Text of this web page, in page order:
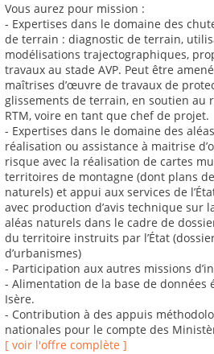
Vous aurez pour mission :
- Expertises dans le domaine des
de terrain : diagnostic de terrain,
modélisations trajectographiques,
travaux au stade AVP. Peut être
maîtrises d’œuvre de travaux de
glissements de terrain, en soutien au
RTM, voire en tant que chef de projet.
- Expertises dans le domaine des
réalisation ou assistance à maitrise
risque avec la réalisation de cartes
territoires de montagne (dont plans
naturels) et appui aux services de
avec production d’avis technique sur
aléas naturels dans le cadre de
du territoire instruits par l’État
d’urbanismes)
- Participation aux autres missions
- Alimentation de la base de données
Isère.
- Contribution à des appuis
nationales pour le compte des
[ voir l'offre complète ]